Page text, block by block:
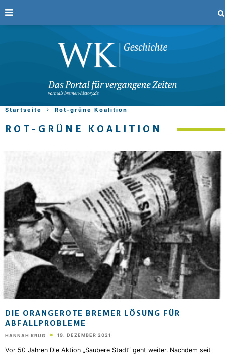
Startseite Rot-grüne Koalition
ROT-GRÜNE KOALITION
DIE ORANGEROTE BREMER LÖSUNG FÜR
ABFALLPROBLEME
HANNAH KRUG 19. DEZEMBER 2021
Vor 50 Jahren Die Aktion „Saubere Stadt“ geht weiter. Nachdem seit